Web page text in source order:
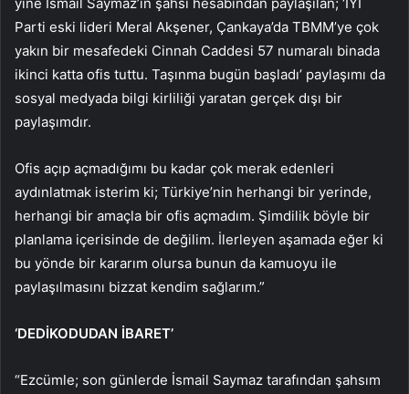
Parti eski lideri Meral Akşener, Çankaya’da TBMM’ye çok
yakın bir mesafedeki Cinnah Caddesi 57 numaralı binada
ikinci katta ofis tuttu. Taşınma bugün başladı’ paylaşımı da
sosyal medyada bilgi kirliliği yaratan gerçek dışı bir
paylaşımdır.
Ofis açıp açmadığımı bu kadar çok merak edenleri
aydınlatmak isterim ki; Türkiye’nin herhangi bir yerinde,
herhangi bir amaçla bir ofis açmadım. Şimdilik böyle bir
planlama içerisinde de değilim. İlerleyen aşamada eğer ki
bu yönde bir kararım olursa bunun da kamuoyu ile
paylaşılmasını bizzat kendim sağlarım.”
‘DEDİKODUDAN İBARET’
“Ezcümle; son günlerde İsmail Saymaz tarafından şahsım